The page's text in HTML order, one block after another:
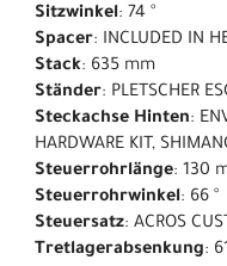
Sitzwinkel: 74 °
Spacer: INCLUDED IN
Stack: 635 mm
Ständer: PLETSCHER
Steckachse Hinten:
HARDWARE KIT,
Steuerrohrlänge: 130
Steuerrohrwinkel: 66 °
Steuersatz: ACROS
Tretlagerabsenkung: